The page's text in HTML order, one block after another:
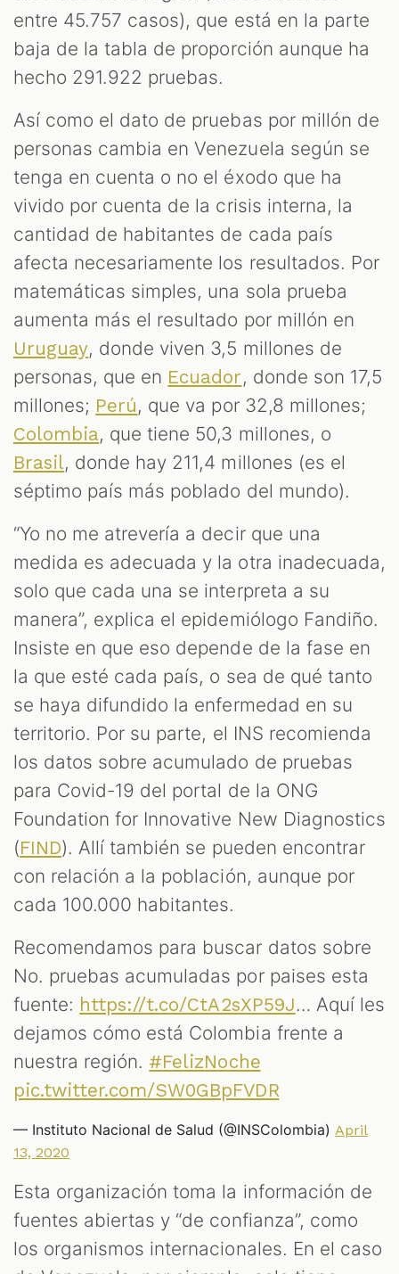
entre 45.757 casos), que está en la parte
baja de la tabla de proporción aunque ha
hecho 291.922 pruebas.
Así como el dato de pruebas por millón de
personas cambia en Venezuela según se
tenga en cuenta o no el éxodo que ha
vivido por cuenta de la crisis interna, la
cantidad de habitantes de cada país
afecta necesariamente los resultados. Por
matemáticas simples, una sola prueba
aumenta más el resultado por millón en
Uruguay, donde viven 3,5 millones de
personas, que en Ecuador, donde son 17,5
millones; Perú, que va por 32,8 millones;
Colombia, que tiene 50,3 millones, o
Brasil, donde hay 211,4 millones (es el
séptimo país más poblado del mundo).
“Yo no me atrevería a decir que una
medida es adecuada y la otra inadecuada,
solo que cada una se interpreta a su
manera”, explica el epidemiólogo Fandiño.
Insiste en que eso depende de la fase en
la que esté cada país, o sea de qué tanto
se haya difundido la enfermedad en su
territorio. Por su parte, el INS recomienda
los datos sobre acumulado de pruebas
para Covid-19 del portal de la ONG
Foundation for Innovative New Diagnostics
(FIND). Allí también se pueden encontrar
con relación a la población, aunque por
cada 100.000 habitantes.
Recomendamos para buscar datos sobre
No. pruebas acumuladas por paises esta
fuente: https://t.co/CtA2sXP59J… Aquí les
dejamos cómo está Colombia frente a
nuestra región. #FelizNoche
pic.twitter.com/SW0GBpFVDR
— Instituto Nacional de Salud (@INSColombia) April
13, 2020
Esta organización toma la información de
fuentes abiertas y “de confianza”, como
los organismos internacionales. En el caso